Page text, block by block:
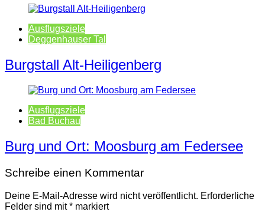
Ausflugsziele
Deggenhauser Tal
Burgstall Alt-Heiligenberg
Ausflugsziele
Bad Buchau
Burg und Ort: Moosburg am Federsee
Schreibe einen Kommentar
Deine E-Mail-Adresse wird nicht veröffentlicht. Erforderliche
Felder sind mit* markiert